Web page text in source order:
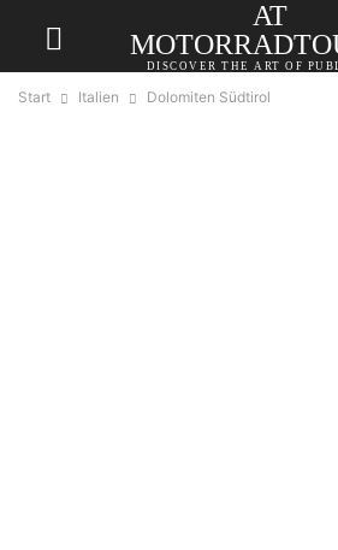
AT
DISCOVER THE ART OF
Start Italien Dolomiten Südtirol